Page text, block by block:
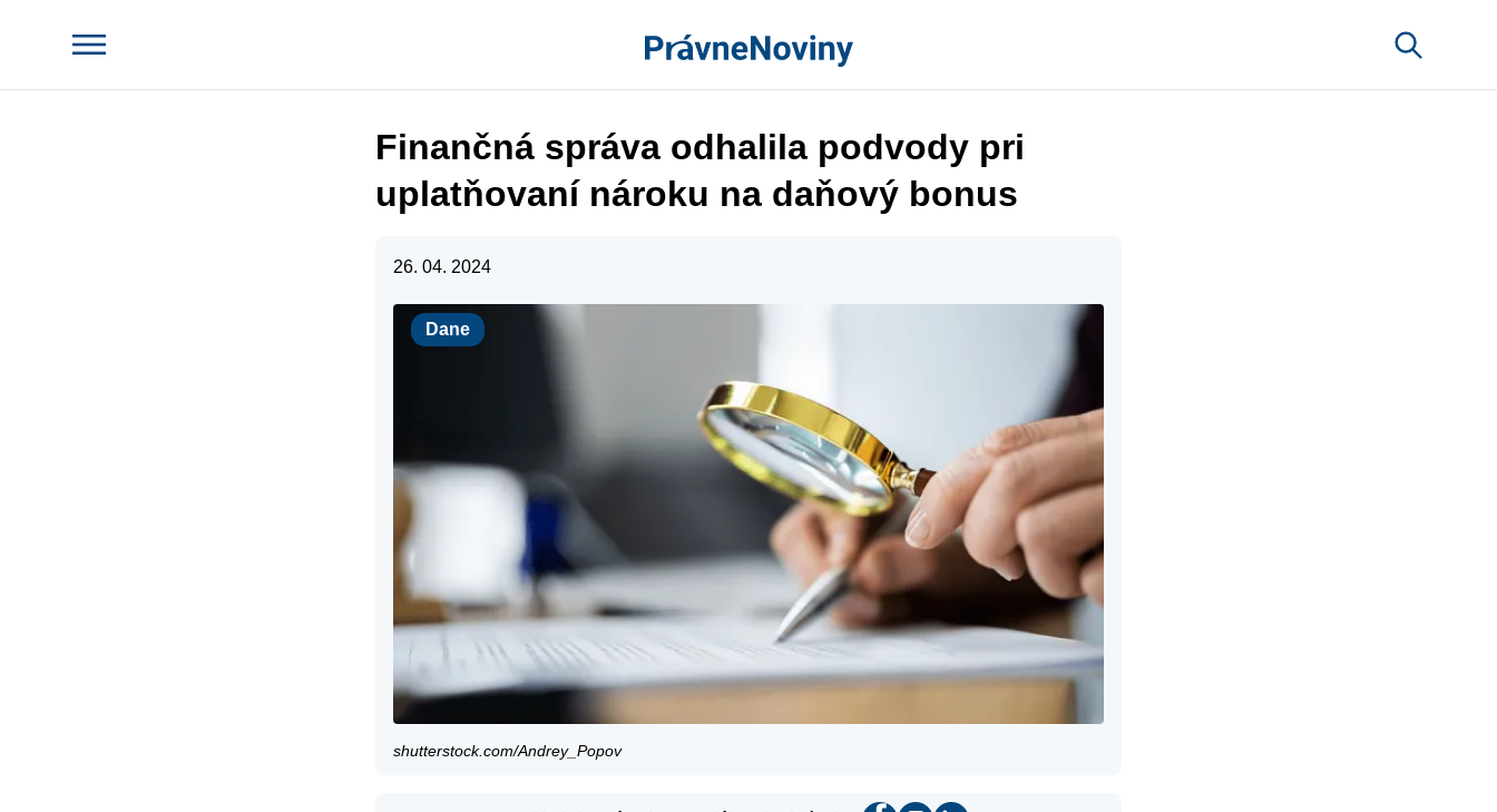
Finančná správa odhalila podvody pri
uplatňovaní nároku na daňový bonus
26. 04. 2024
Dane
Dane
shutterstock.com/Andrey_Popov